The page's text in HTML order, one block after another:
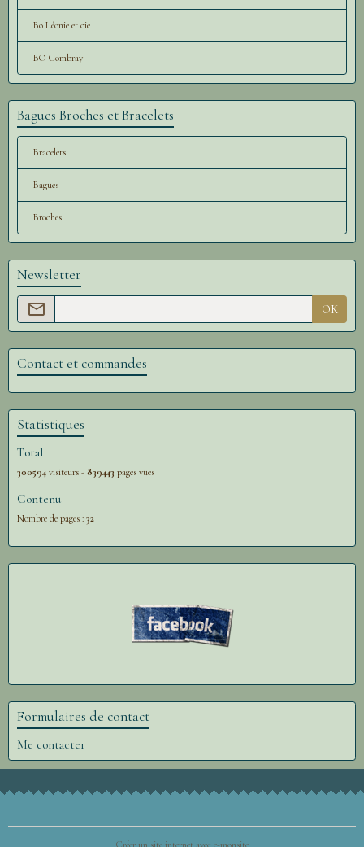
Bo Léonie et cie
BO Combray
Bagues Broches et Bracelets
Bracelets
Bagues
Broches
Newsletter
OK
Contact et commandes
Statistiques
Total
300594 visiteurs - 839443 pages vues
Contenu
Nombre de pages : 32
Formulaires de contact
Me contacter